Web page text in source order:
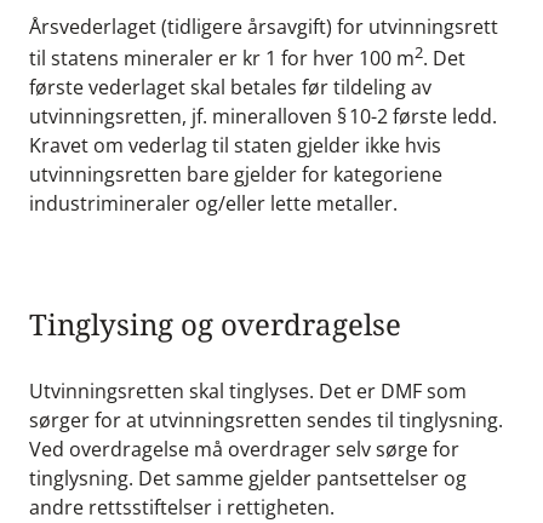
Årsvederlaget (tidligere årsavgift) for utvinningsrett
til statens mineraler er kr 1 for hver 100 m2. Det
første vederlaget skal betales før tildeling av
utvinningsretten, jf. mineralloven § 10-2 første ledd.
Kravet om vederlag til staten gjelder ikke hvis
utvinningsretten bare gjelder for kategoriene
industrimineraler og/eller lette metaller.
Tinglysing og overdragelse
Utvinningsretten skal tinglyses. Det er DMF som
sørger for at utvinningsretten sendes til tinglysning.
Ved overdragelse må overdrager selv sørge for
tinglysning. Det samme gjelder pantsettelser og
andre rettsstiftelser i rettigheten.